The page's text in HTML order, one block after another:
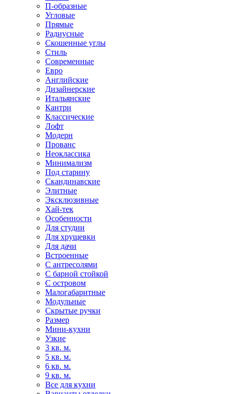
П-образные
Угловые
Прямые
Радиусные
Скошенные углы
Стиль
Современные
Евро
Английские
Дизайнерские
Итальянские
Кантри
Классические
Лофт
Модерн
Прованс
Неоклассика
Минимализм
Под старину
Скандинавские
Элитные
Эксклюзивные
Хай-тек
Особенности
Для студии
Для хрущевки
Для дачи
Встроенные
С антресолями
С барной стойкой
С островом
Малогабаритные
Модульные
Скрытые ручки
Размер
Мини-кухни
Узкие
3 кв. м.
5 кв. м.
6 кв. м.
9 кв. м.
Все для кухни